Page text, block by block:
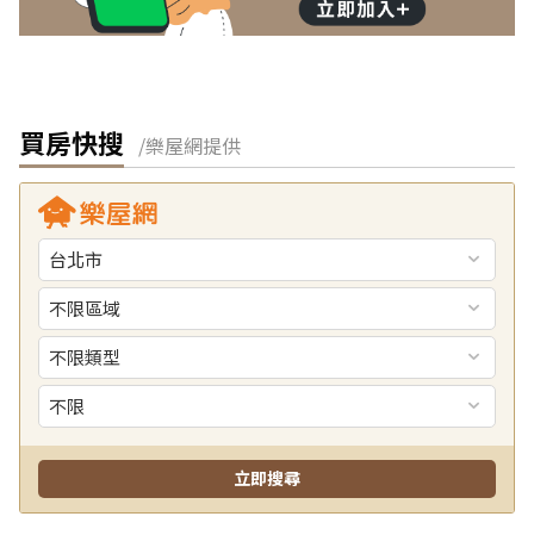
買房快搜 /樂屋網提供